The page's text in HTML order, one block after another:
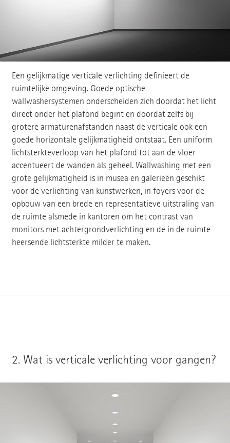
Een gelijkmatige verticale verlichting definieert de
ruimtelijke omgeving. Goede optische
wallwashersystemen onderscheiden zich doordat het licht
direct onder het plafond begint en doordat zelfs bij
grotere armaturenafstanden naast de verticale ook een
goede horizontale gelijkmatigheid ontstaat. Een uniform
lichtsterkteverloop van het plafond tot aan de vloer
accentueert de wanden als geheel. Wallwashing met een
grote gelijkmatigheid is in musea en galerieën geschikt
voor de verlichting van kunstwerken, in foyers voor de
opbouw van een brede en representatieve uitstraling van
de ruimte alsmede in kantoren om het contrast van
monitors met achtergrondverlichting en de in de ruimte
heersende lichtsterkte milder te maken.
2. Wat is verticale verlichting voor gangen?